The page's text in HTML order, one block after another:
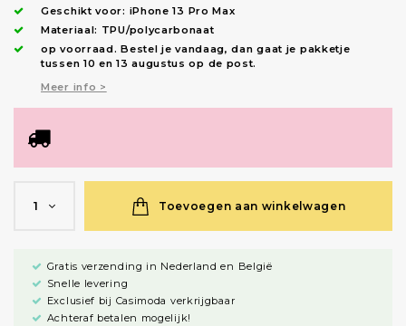
Geschikt voor: iPhone 13 Pro Max
Materiaal: TPU/polycarbonaat
op voorraad.Bestel je vandaag, dan gaat je pakketje
tussen 10 en 13 augustus op de post.
Meer info >
1 Toevoegen aan winkelwagen
Gratis verzending in Nederland en België
Snelle levering
Exclusief bij Casimoda verkrijgbaar
Achteraf betalen mogelijk!